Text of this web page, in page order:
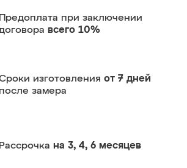
Предоплата при заключении
всего 10%
изготовления от 7 дней
после замера
Рассрочка на 3, 4, 6 месяцев